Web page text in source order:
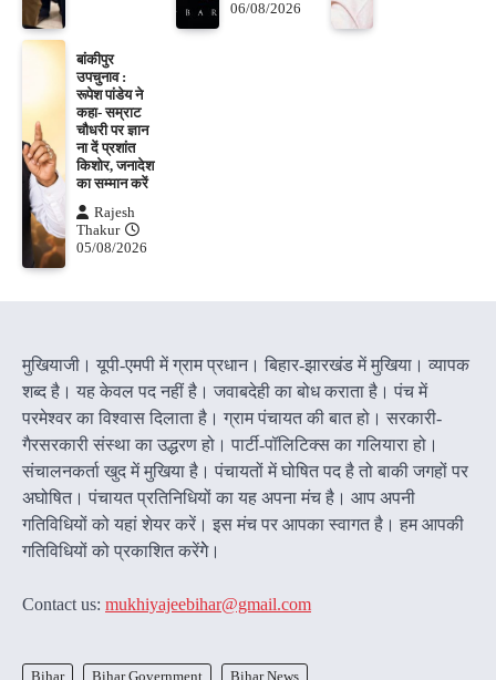
06/08/2026
बांकीपुर
उपचुनाव :
रूपेश पांडेय ने
कहा- सम्राट
चौधरी पर ज्ञान
ना दें प्रशांत
किशोर, जनादेश
का सम्मान करें
Rajesh
Thakur
05/08/2026
मुखियाजी। यूपी-एमपी में ग्राम प्रधान। बिहार-झारखंड में मुखिया। व्यापक
शब्द है। यह केवल पद नहीं है। जवाबदेही का बोध कराता है। पंच में
परमेश्वर का विश्वास दिलाता है। ग्राम पंचायत की बात हो। सरकारी-
गैरसरकारी संस्था का उद्धरण हो। पार्टी-पॉलिटिक्स का गलियारा हो।
संचालनकर्ता खुद में मुखिया है। पंचायतों में घोषित पद है तो बाकी जगहों पर
अघोषित। पंचायत प्रतिनिधियों का यह अपना मंच है। आप अपनी
गतिविधियों को यहां शेयर करें। इस मंच पर आपका स्वागत है। हम आपकी
गतिविधियों को प्रकाशित करेंगेे।
Contact us: mukhiyajeebihar@gmail.com
Bihar Bihar Government
Bihar News